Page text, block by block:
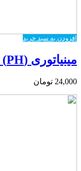
افزودن به سبد خرید
مینیاتوری (PH) 12 پین سیم دار
24,000 تومان